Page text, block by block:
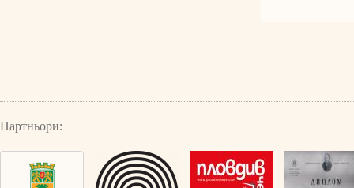
Партньори: